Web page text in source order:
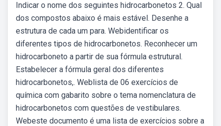
Indicar o nome dos seguintes hidrocarbonetos 2. Qual
dos compostos abaixo é mais estável. Desenhe a
estrutura de cada um para. Webidentificar os
diferentes tipos de hidrocarbonetos. Reconhecer um
hidrocarboneto a partir de sua fórmula estrutural.
Estabelecer a fórmula geral dos diferentes
hidrocarbonetos,. Weblista de 06 exercícios de
química com gabarito sobre o tema nomenclatura de
hidrocarbonetos com questões de vestibulares.
Webeste documento é uma lista de exercícios sobre a